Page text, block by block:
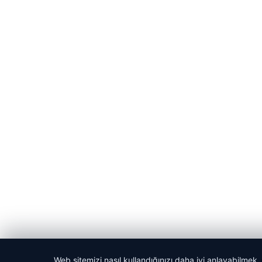
Web sitemizi nasıl kullandığınızı daha iyi